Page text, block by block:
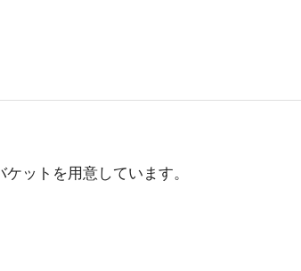
ットを用意しています。